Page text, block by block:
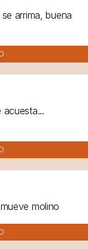
arrima, buena
molino